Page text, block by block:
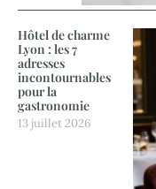
Hôtel de charme
Lyon : les 7
adresses
incontournables
pour la
gastronomie
13 juillet 2026